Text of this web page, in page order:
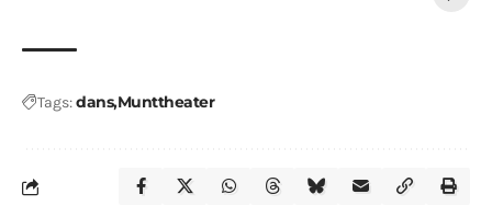
Tags:dansMunttheater